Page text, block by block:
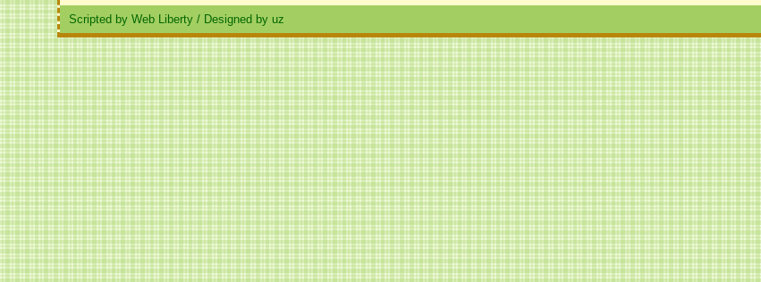
Scripted by Web Liberty / Designed by uz